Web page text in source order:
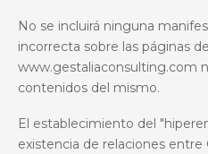
No se incluirá ninguna
incorrecta sobre las páginas de
www.gestaliaconsulting.com
contenidos del mismo.
El establecimiento del
existencia de relaciones entre